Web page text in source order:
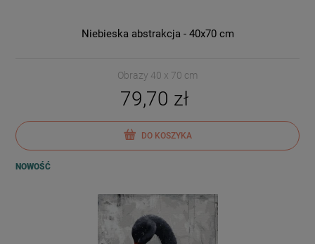
Niebieska abstrakcja - 40x70 cm
Obrazy 40 x 70 cm
79,70 zł
DO KOSZYKA
NOWOŚĆ